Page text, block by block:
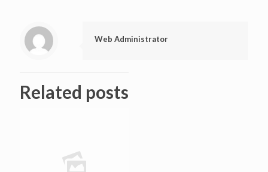
Web Administrator
Related posts